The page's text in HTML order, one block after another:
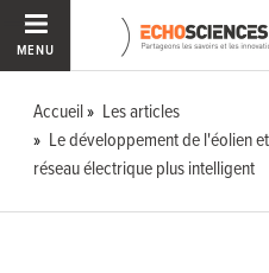
MENU
Accueil
Les articles
Le développement de l'éolien
réseau électrique plus intelligent